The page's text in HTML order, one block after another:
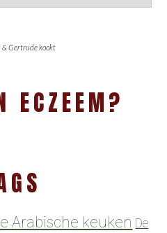
& Gertrude kookt
ECZEEM?
Arabische keuken De